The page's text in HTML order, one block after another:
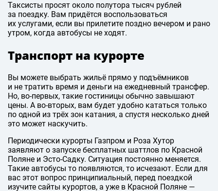
Таксисты просят около полутора тысяч рублей
за поездку. Вам придётся воспользоваться
их услугами, если вы прилетите поздно вечером и рано
утром, когда автобусы не ходят.
Транспорт на курорте
Вы можете выбрать жильё прямо у подъёмников
и не тратить время и деньги на ежедневный трансфер.
Но, во-первых, такие гостиницы обычно завышают
цены. А во-вторых, вам будет удобно кататься только
по одной из трёх зон катания, а спустя несколько дней
это может наскучить.
Периодически курорты Газпром и Роза Хутор
заявляют о запуске бесплатных шаттлов по Красной
Поляне и Эсто-Садку. Ситуация постоянно меняется.
Такие автобусы то появляются, то исчезают. Если для
вас этот вопрос принципиальный, перед поездкой
изучите сайты курортов, а уже в Красной Поляне —